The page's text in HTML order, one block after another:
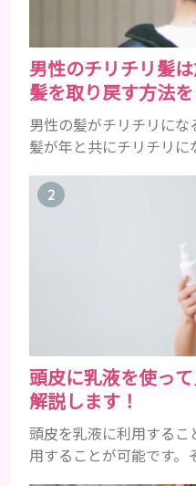
男性のチリチリ髪
髪を取り戻す方法
男性の髪がチリチリに
髪が年と共にチリチリ
にツヤがあった男性も
でペタンとするように
ょう。特に大人の男性
以降の男性に悩んでい
髪が生え変わるサイク
ます。髪が太くならない
頭皮に乳液を使っ
解説します！
頭皮を乳液に利用する
用することが可能です。